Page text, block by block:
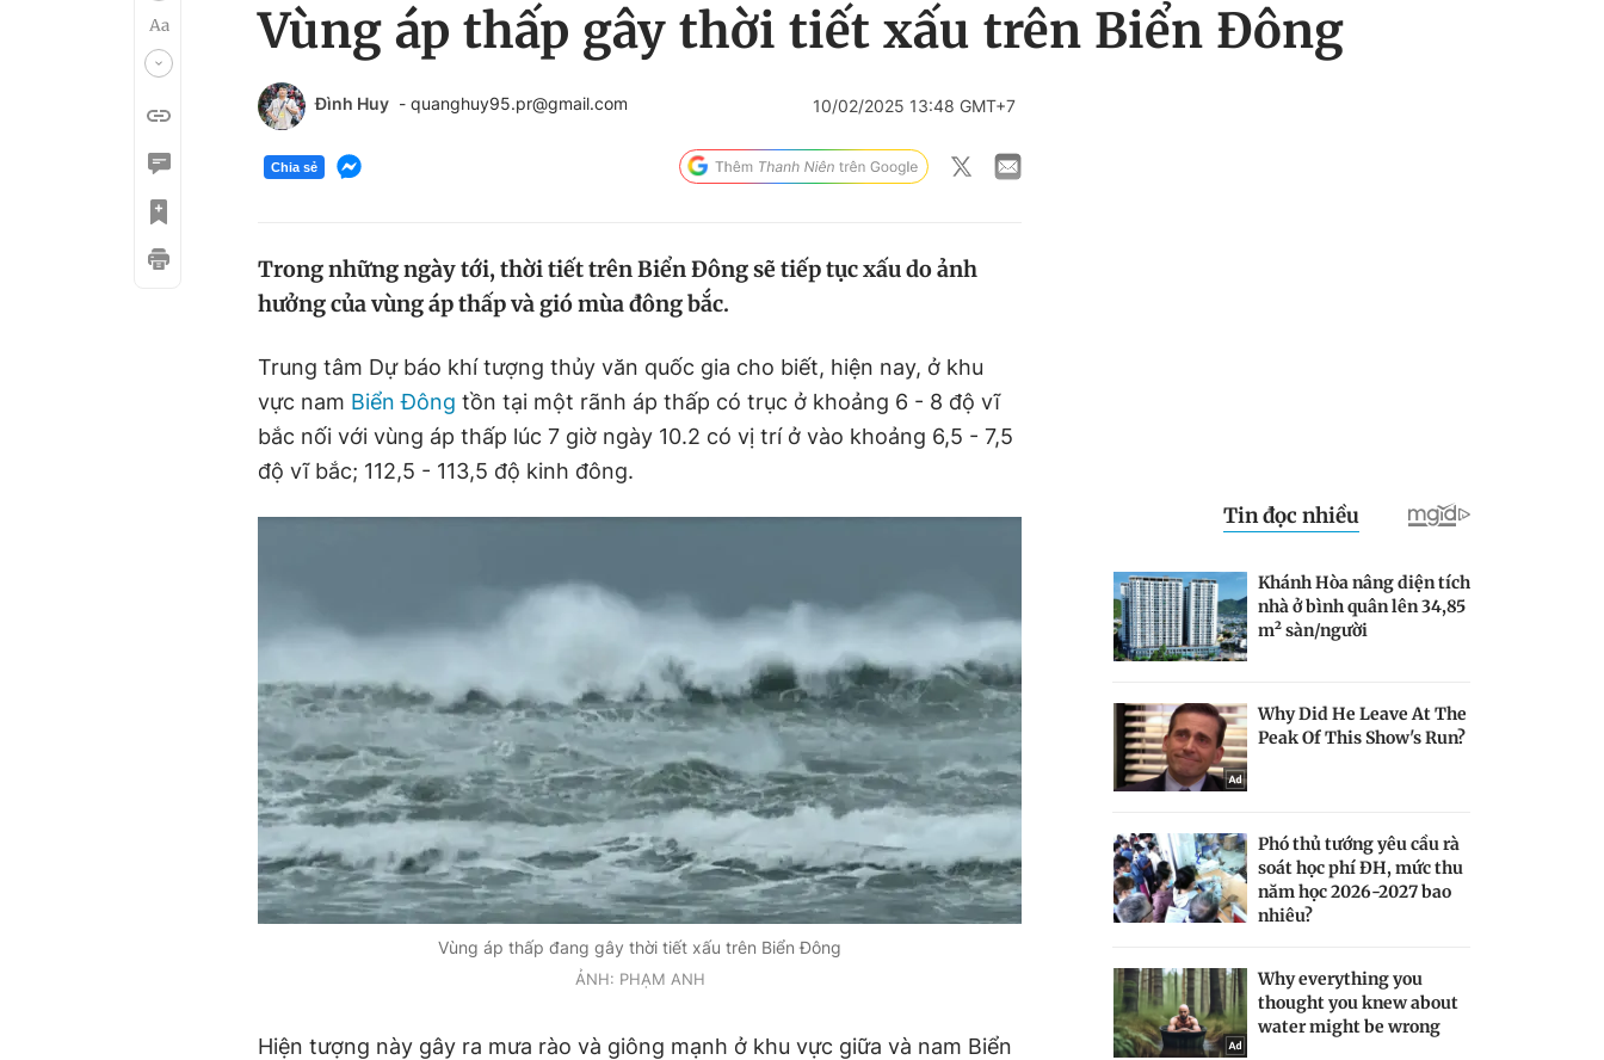
Vùng áp thấp gây thời tiết xấu trên Biển Đông
Đình Huy - quanghuy95.pr@gmail.com 10/02/2025 13:48 GMT+7
Chia sẻ
Trong những ngày tới, thời tiết trên Biển Đông sẽ tiếp tục xấu do ảnh
hưởng của vùng áp thấp và gió mùa đông bắc.
Trung tâm Dự báo khí tượng thủy văn quốc gia cho biết, hiện nay, ở khu
vực nam Biển Đông tồn tại một rãnh áp thấp có trục ở khoảng 6 - 8 độ vĩ
bắc nối với vùng áp thấp lúc 7 giờ ngày 10.2 có vị trí ở vào khoảng 6,5 - 7,5
độ vĩ bắc; 112,5 - 113,5 độ kinh đông.
Vùng áp thấp đang gây thời tiết xấu trên Biển Đông
ẢNH: PHẠM ANH
Hiện tượng này gây ra mưa rào và giông mạnh ở khu vực giữa và nam Biển